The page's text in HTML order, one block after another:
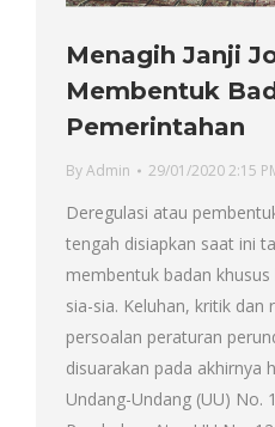
Menagih Janji
Membentuk
Pemerintahan
ByAdmin 29/01/2020 2:15
Deregulasi atau
tengah disiapkan saat ini
membentuk badan
sia-sia. Keluhan, kritik dan
persoalan peraturan
disuarakan pada akhirnya
Undang-Undang (UU) No.